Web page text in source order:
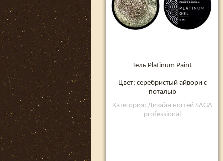
Гель Platinum Paint
Цвет: серебристый айвори с
поталью
Категория: Дизайн ногтей SAGA
professional